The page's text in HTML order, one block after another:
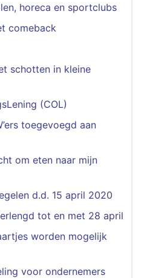
horeca en sportclubs
comeback
schotten in kleine
(COL)
toegevoegd aan
om eten naar mijn
d.d. 15 april 2020
tot en met 28 april
worden mogelijk
voor ondernemers